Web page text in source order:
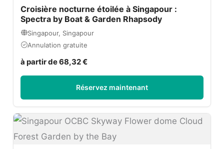
Croisière nocturne étoilée à Singapour :
Spectra by Boat & Garden Rhapsody
Singapour, Singapour
Annulation gratuite
à partir de 68,32 €
Réservez maintenant